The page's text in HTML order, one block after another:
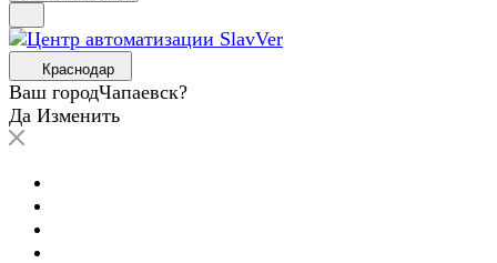
Краснодар
Ваш городЧапаевск?
Да Изменить